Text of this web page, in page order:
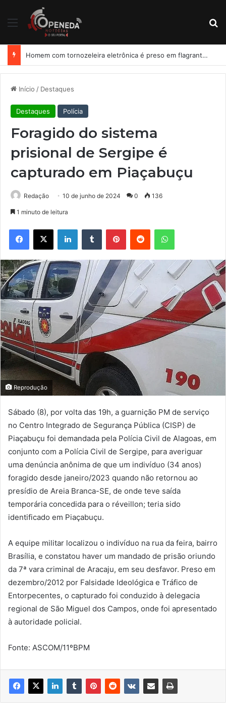
Menu
Homem com tornozeleira eletrônica é preso em flagrante por importunação sexual em condomínio de Arapiraca
Início / Destaques
Destaques Polícia
Foragido do sistema
prisional de Sergipe é
capturado em Piaçabuçu
Redação 10 de junho de 2024 0 136
1 minuto de leitura
Facebook
X LinkedinTumblr PinterestReddit WhatsApp
Reprodução
Sábado (8), por volta das 19h, a guarnição PM de serviço
no Centro Integrado de Segurança Pública (CISP) de
Piaçabuçu foi demandada pela Polícia Civil de Alagoas, em
conjunto com a Polícia Civil de Sergipe, para averiguar
uma denúncia anônima de que um indivíduo (34 anos)
foragido desde janeiro/2023 quando não retornou ao
presídio de Areia Branca-SE, de onde teve saída
temporária concedida para o réveillon; teria sido
identificado em Piaçabuçu.
A equipe militar localizou o indivíduo na rua da feira, bairro
Brasília, e constatou haver um mandado de prisão oriundo
da 7ª vara criminal de Aracaju, em seu desfavor. Preso em
dezembro/2012 por Falsidade Ideológica e Tráfico de
Entorpecentes, o capturado foi conduzido à delegacia
regional de São Miguel dos Campos, onde foi apresentado
à autoridade policial.
Fonte: ASCOM/11ºBPM